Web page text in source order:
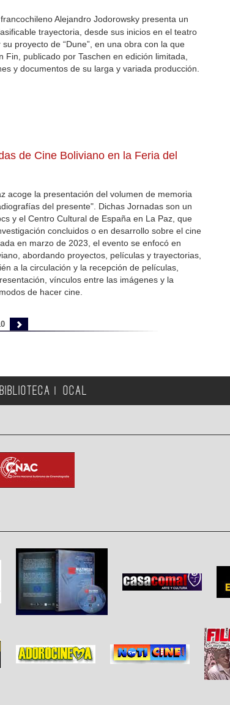
Alejandro Jodorowsky presenta un
trayectoria, desde sus inicios en el teatro
proyecto de “Dune”, en una obra con la que
publicado por Taschen en edición limitada,
y documentos de su larga y variada producción.
de Cine Boliviano en la Feria del
acoge la presentación del volumen de memoria
del presente". Dichas Jornadas son un
y el Centro Cultural de España en La Paz, que
concluidos o en desarrollo sobre el cine
en marzo de 2023, el evento se enfocó en
abordando proyectos, películas y trayectorias,
a la circulación y la recepción de películas,
vínculos entre las imágenes y la
de hacer cine.
BIBLIOTECA OCAL